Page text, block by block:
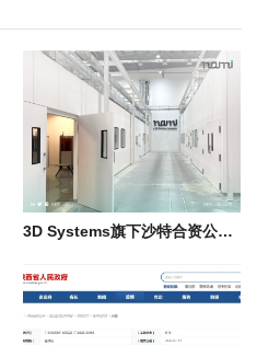
3D Systems旗下沙特合资公司NAMI获得军事制造许可证